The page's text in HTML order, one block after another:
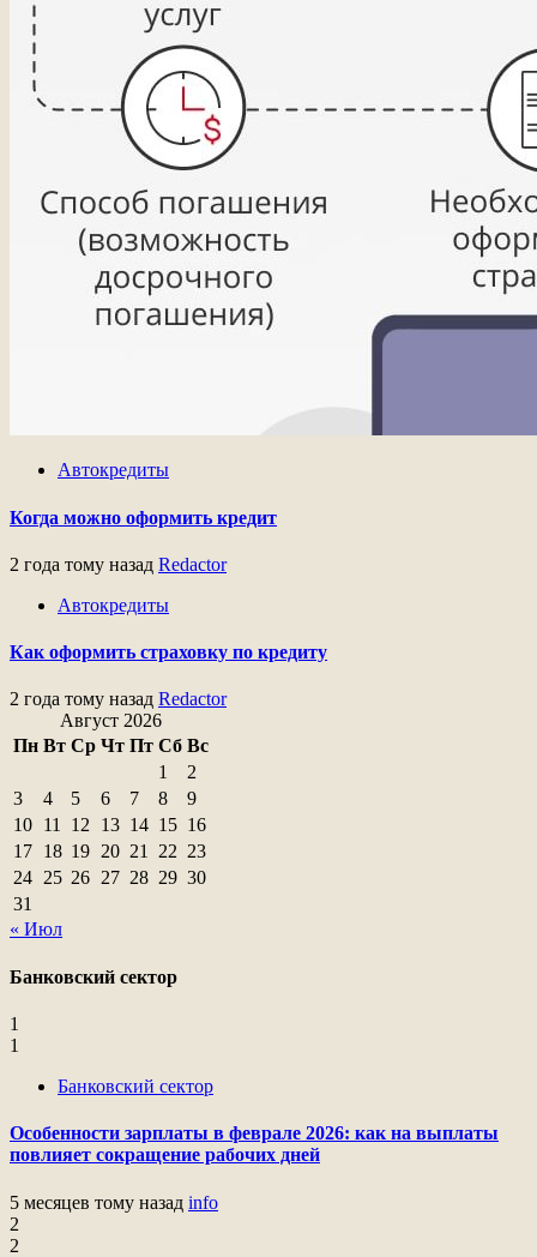
Автокредиты
Когда можно оформить кредит
2 года тому назад Redactor
Автокредиты
Как оформить страховку по кредиту
2 года тому назад Redactor
Август 2026
Пн Вт Ср Чт Пт Сб Вс
1
2
3
4 5 6 7 8
9
10 11 12 13 14 15 16
17 18 19 20 21 22 23
24 25 26 27 28 29 30
31
« Июл
Банковский сектор
1
1
Банковский сектор
Особенности зарплаты в феврале 2026: как на выплаты
повлияет сокращение рабочих дней
5 месяцев тому назад info
2
2